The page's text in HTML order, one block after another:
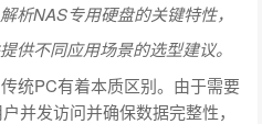
析NAS专用硬盘的关键特性，
供不同应用场景的选型建议。
统PC有着本质区别。由于需要
并发访问并确保数据完整性，